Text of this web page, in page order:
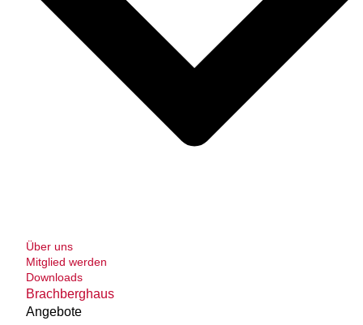
Über uns
Mitglied werden
Downloads
Brachberghaus
Angebote